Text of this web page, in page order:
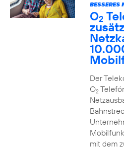
BESSERES
O2
Der
O2
mit dem